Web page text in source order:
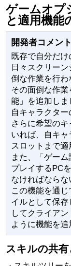
ゲームオプ
と適用機能
開発者コメント
既存で自分だけ
日々スクリー
倒な作業を行わ
その面倒な作
能」を追加しま
自キャラクター
さらに希望の
いれば、自キ
スロットまで適
また、「ゲーム
プレイするPC
なければならな
この機能を通
イルとして保
してクライア
ように機能を追
スキルの共